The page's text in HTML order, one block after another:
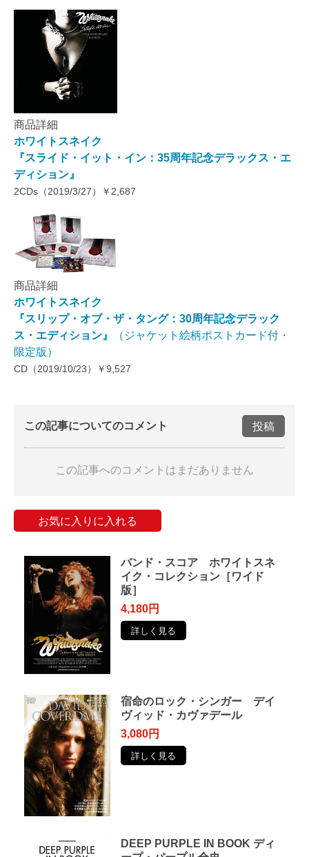
商品詳細
ホワイトスネイク
『スライド・イット・イン：35周年記念デラックス・エ
ディション』
2CDs（2019/3/27）￥2,687
商品詳細
ホワイトスネイク
『スリップ・オブ・ザ・タング：30周年記念デラック
ス・エディション』
（ジャケット絵柄ポストカード付・
限定版）
CD（2019/10/23）￥9,527
この記事についてのコメント 投稿
この記事へのコメントはまだありません
お気に入りに入れる
バンド・スコア ホワイトスネ
イク・コレクション［ワイド
版］
4,180円
詳しく見る
宿命のロック・シンガー デイ
ヴィッド・カヴァデール
3,080円
詳しく見る
DEEP PURPLE IN BOOK ディ